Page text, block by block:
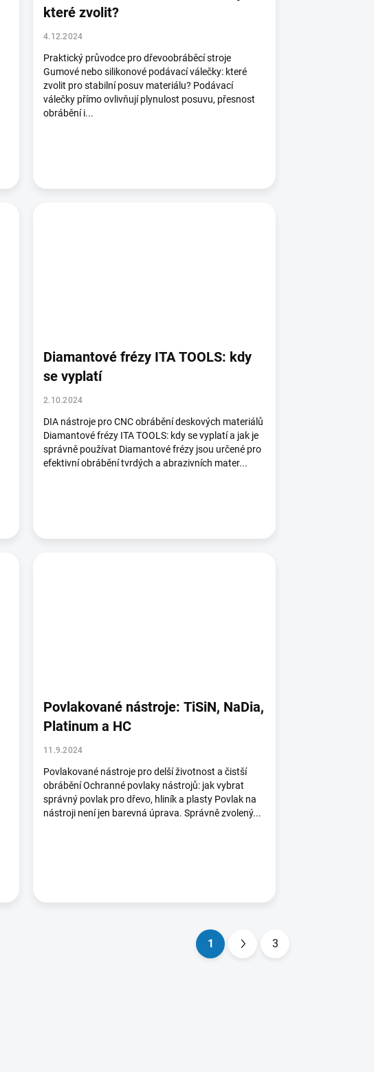
které zvolit?
4.12.2024
Praktický průvodce pro dřevoobráběcí stroje
Gumové nebo silikonové podávací válečky: které
zvolit pro stabilní posuv materiálu? Podávací
válečky přímo ovlivňují plynulost posuvu, přesnost
obrábění i...
Diamantové frézy ITA TOOLS: kdy
se vyplatí
2.10.2024
DIA nástroje pro CNC obrábění deskových materiálů
Diamantové frézy ITA TOOLS: kdy se vyplatí a jak je
správně používat Diamantové frézy jsou určené pro
efektivní obrábění tvrdých a abrazivních mater...
Povlakované nástroje: TiSiN, NaDia,
Platinum a HC
11.9.2024
Povlakované nástroje pro delší životnost a čistší
obrábění Ochranné povlaky nástrojů: jak vybrat
správný povlak pro dřevo, hliník a plasty Povlak na
nástroji není jen barevná úprava. Správně zvolený...
1 3